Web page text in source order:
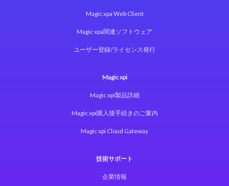
Magic xpa Web Client
Magic xpa関連ソフトウェア
ユーザー登録/ライセンス発行
Magic xpi
Magic xpi製品詳細
Magic xpi購入後手続きのご案内
Magic xpi Cloud Gateway
技術サポート
企業情報